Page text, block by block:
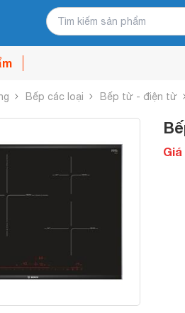
Bếp các loại Bếp từ - điện từ
Giá